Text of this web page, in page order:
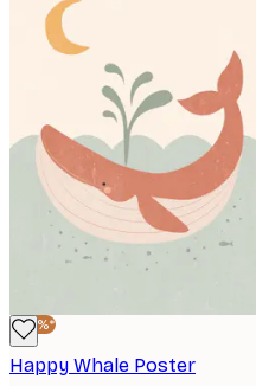
-40%*
Happy Whale Poster